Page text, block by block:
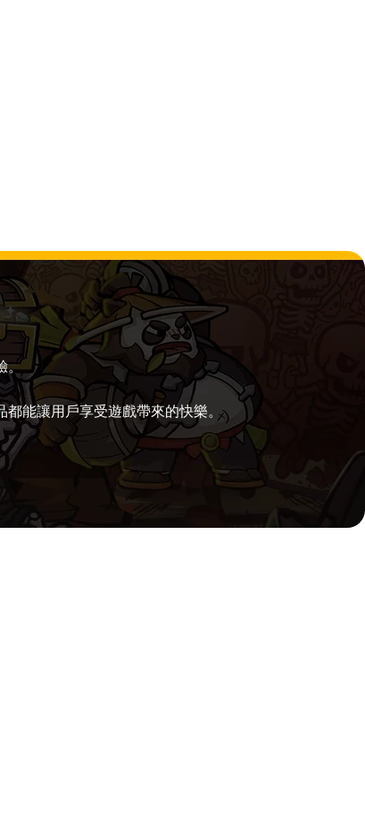
。
都能讓用戶享受遊戲帶來的快樂。